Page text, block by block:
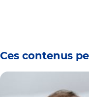
Ces contenus